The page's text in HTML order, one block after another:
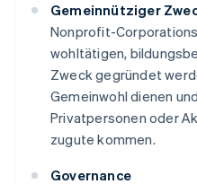
Gemeinnütziger
Nonprofit-
wohltätigen,
Zweck gegründet
Gemeinwohl dienen
Privatpersonen oder
zugute kommen.
Governance